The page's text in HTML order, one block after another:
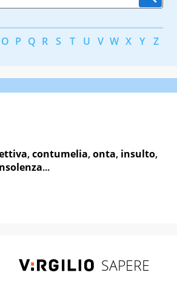
O P Q R S T U V W X Y Z
,contumelia,onta, insulto,
...
SAPERE